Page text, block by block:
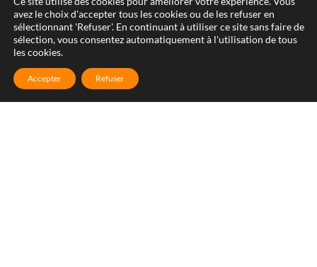
avez le choix d'accepter tous les cookies ou de les refuser en
sélectionnant 'Refuser'. En continuant à utiliser ce site sans faire de
sélection, vous consentez automatiquement à l'utilisation de tous
les cookies.
Accepter Refuser